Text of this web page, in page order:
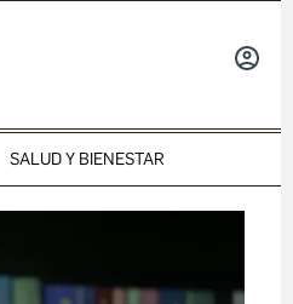
SALUD Y BIENESTAR